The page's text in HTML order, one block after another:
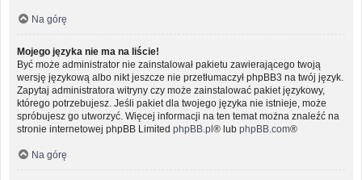
Na górę
Mojego języka nie ma na liście!
Być może administrator nie zainstalował pakietu zawierającego twoją
wersję językową albo nikt jeszcze nie przetłumaczył phpBB3 na twój język.
Zapytaj administratora witryny czy może zainstalować pakiet językowy,
którego potrzebujesz. Jeśli pakiet dla twojego języka nie istnieje, może
spróbujesz go utworzyć. Więcej informacji na ten temat można znaleźć na
stronie internetowej phpBB Limited phpBB.pl® lub phpBB.com®
Na górę